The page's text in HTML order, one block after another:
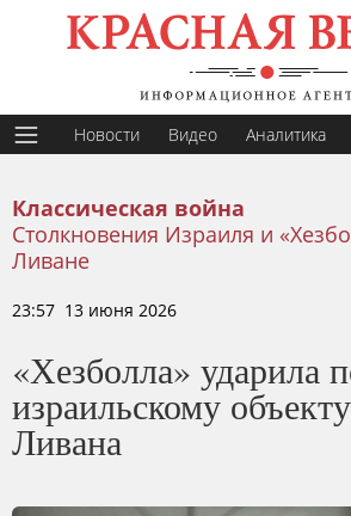
Новости Видео Аналитика
Классическая война
Столкновения Израиля и
Ливане
23:57 13 июня 2026
«Хезболла» ударила
израильскому
Ливана